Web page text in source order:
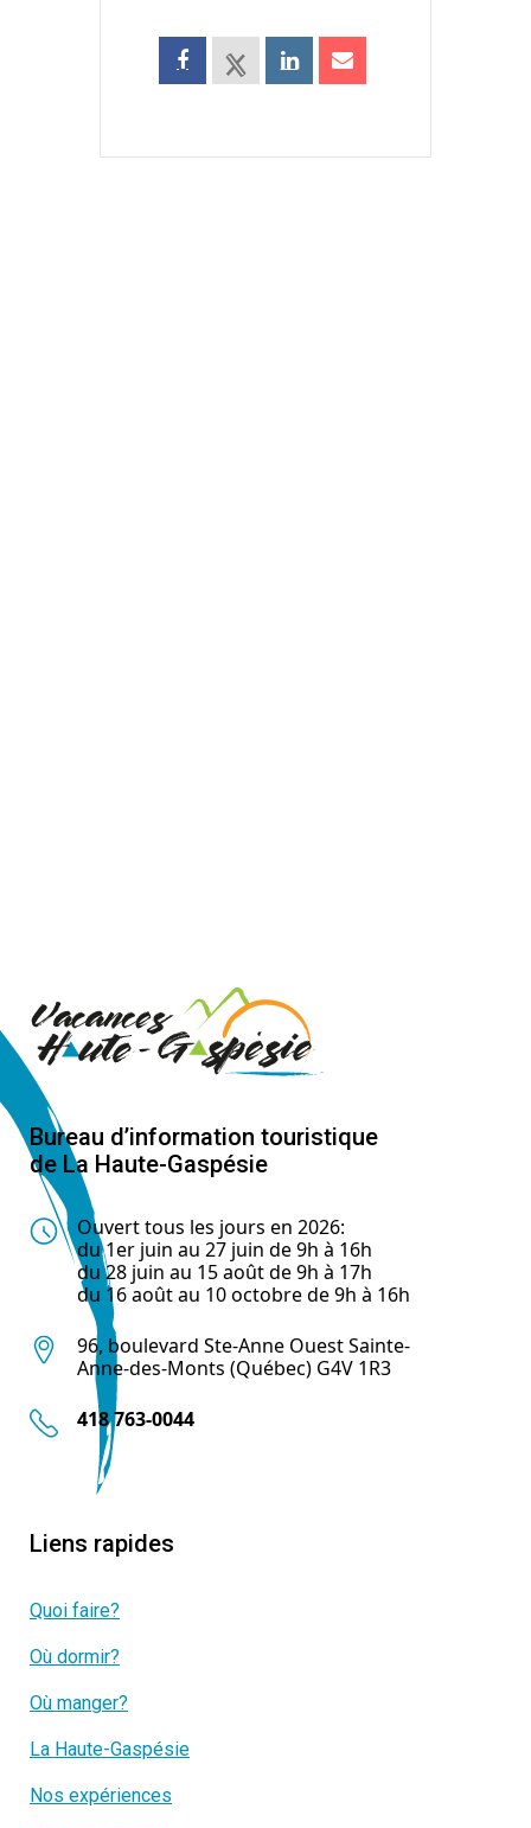
Bureau d’information touristique
de La Haute-Gaspésie
Ouvert tous les jours en 2026:
du 1er juin au 27 juin de 9h à 16h
du 28 juin au 15 août de 9h à 17h
du 16 août au 10 octobre de 9h à 16h
96, boulevard Ste-Anne Ouest Sainte-
Anne-des-Monts (Québec) G4V 1R3
418 763-0044
Liens rapides
Quoi faire?
Où dormir?
Où manger?
La Haute-Gaspésie
Nos expériences